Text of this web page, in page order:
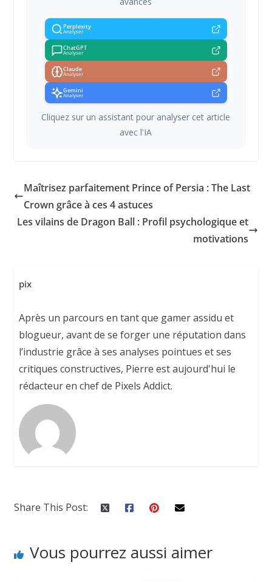
Perplexity
Analyser
ChatGPT
Analyser
Claude
Analyser
Gemini
Analyser
Cliquez sur un assistant pour analyser cet article
avec l'IA
Maîtrisez parfaitement Prince of Persia : The Last
Crown grâce à ces 4 astuces
Les vilains de Dragon Ball : Profil psychologique et
motivations
pix
Après un parcours en tant que gamer assidu et
blogueur, avant de se forger une réputation dans
l’industrie grâce à ses analyses pointues et ses
critiques constructives, Pierre est aujourd'hui le
rédacteur en chef de Pixels Addict.
Share This Post:
Vous pourrez aussi aimer